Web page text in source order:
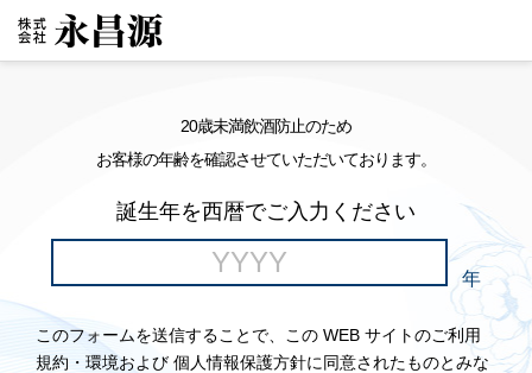
20歳未満飲酒防止のため
お客様の年齢を確認させていただいております。
誕生年を西暦でご入力ください
年
このフォームを送信することで、この WEB サイトのご利用
規約・環境および 個人情報保護方針に同意されたものとみな